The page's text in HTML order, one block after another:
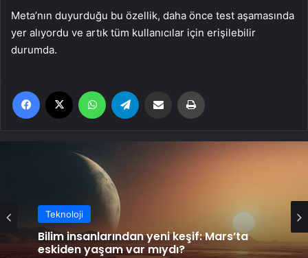
Meta’nın duyurduğu bu özellik, daha önce test aşamasında
yer alıyordu ve artık tüm kullanıcılar için erişilebilir
durumda.
Facebook WhatsApp Email'den paylaş
Teknoloji
Bilim insanlarından yeni keşif: Mars’ta
eskiden yaşam var mıydı?